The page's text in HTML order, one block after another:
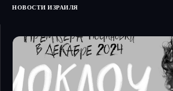
НОВОСТИ ИЗРАИЛЯ